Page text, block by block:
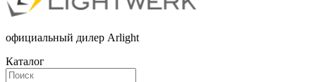
официальный дилер Arlight
Каталог